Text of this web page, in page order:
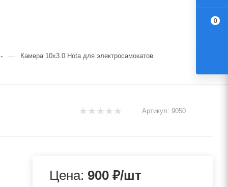
— Камера 10x3.0 Hota для электросамокатов
Артикул: 9050
Цена: 900₽/шт
0